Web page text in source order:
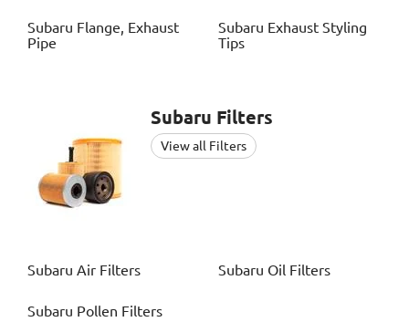
Subaru Flange, Exhaust
Pipe
Subaru Exhaust Styling
Tips
Subaru Filters
View all Filters
Subaru Air Filters Subaru Oil Filters
Subaru Pollen Filters